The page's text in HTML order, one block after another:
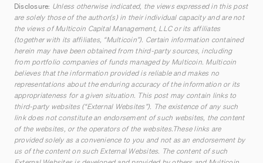
Disclosure: Unless otherwise indicated, the views expressed in this post
are solely those of the author(s) in their individual capacity and are not
the views of Multicoin Capital Management, LLC or its affiliates
(together with its affiliates, “Multicoin”). Certain information contained
herein may have been obtained from third-party sources, including
from portfolio companies of funds managed by Multicoin. Multicoin
believes that the information provided is reliable and makes no
representations about the enduring accuracy of the information or its
appropriateness for a given situation. This post may contain links to
third-party websites (“External Websites”). The existence of any such
link does not constitute an endorsement of such websites, the content
of the websites, or the operators of the websites.These links are
provided solely as a convenience to you and not as an endorsement by
us of the content on such External Websites. The content of such